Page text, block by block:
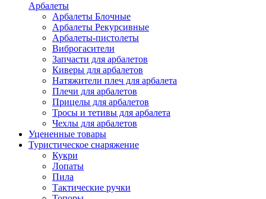
Арбалеты
Арбалеты Блочные
Арбалеты Рекурсивные
Арбалеты-пистолеты
Виброгасители
Запчасти для арбалетов
Киверы для арбалетов
Натяжители плеч для арбалета
Плечи для арбалетов
Прицелы для арбалетов
Тросы и тетивы для арбалета
Чехлы для арбалетов
Уцененные товары
Туристическое снаряжение
Кукри
Лопаты
Пила
Тактические ручки